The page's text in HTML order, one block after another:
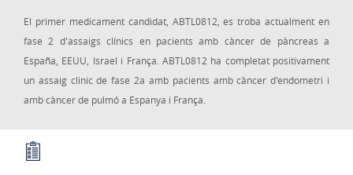
El primer medicament candidat, ABTL0812, es troba actualment en
fase 2 d'assaigs clínics en pacients amb càncer de pàncreas a
España, EEUU, Israel i França. ABTL0812 ha completat positivament
un assaig clinic de fase 2a amb pacients amb càncer d'endometri i
amb càncer de pulmó a Espanya i França.